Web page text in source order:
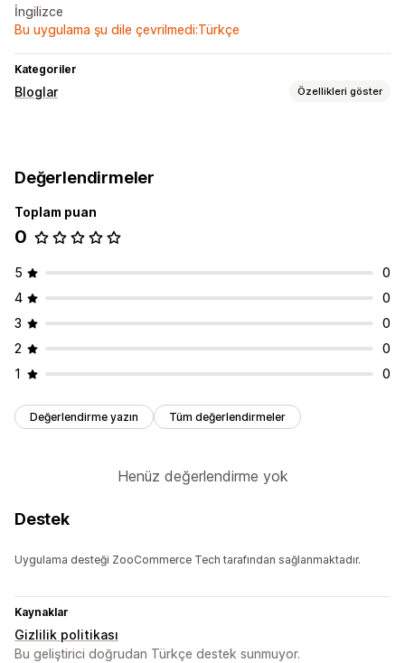
İngilizce
Bu uygulama şu dile çevrilmedi:Türkçe
Kategoriler
Bloglar Özellikleri göster
Değerlendirmeler
Toplam puan
0
5
0
4
0
3
0
2
0
1
0
Değerlendirme yazın Tüm değerlendirmeler
Henüz değerlendirme yok
Destek
Uygulama desteği ZooCommerce Tech tarafından sağlanmaktadır.
Kaynaklar
Gizlilik politikası
Bu geliştirici doğrudan Türkçe destek sunmuyor.